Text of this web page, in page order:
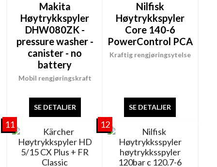
Mobil rengjøringskraft
Makita
Høytrykkspyler
DHW080ZK -
pressure washer -
canister - no
battery
SE DETALJER
Kraftig rengjøringsytelse
Nilfisk
Høytrykkspyler
Core 140-6
PowerControl PCA
SE DETALJER
11 12